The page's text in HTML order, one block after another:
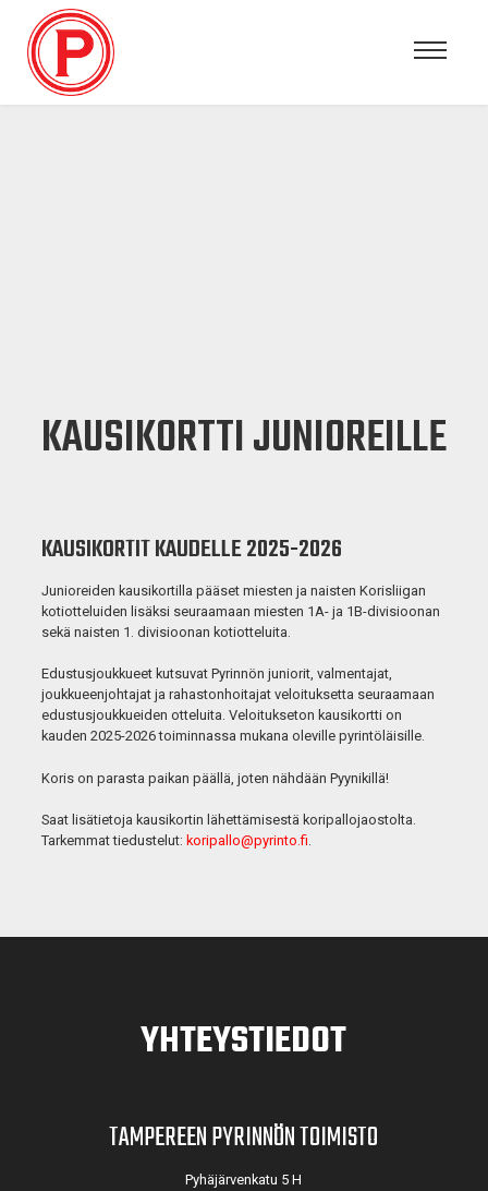
KAUSIKORTTI JUNIOREILLE
KAUSIKORTIT KAUDELLE 2025-2026
Junioreiden kausikortilla pääset miesten ja naisten Korisliigan
kotiotteluiden lisäksi seuraamaan miesten 1A- ja 1B-divisioonan
sekä naisten 1. divisioonan kotiotteluita.
Edustusjoukkueet kutsuvat Pyrinnön juniorit, valmentajat,
joukkueenjohtajat ja rahastonhoitajat veloituksetta seuraamaan
edustusjoukkueiden otteluita. Veloitukseton kausikortti on
kauden 2025-2026 toiminnassa mukana oleville pyrintöläisille.
Koris on parasta paikan päällä, joten nähdään Pyynikillä!
Saat lisätietoja kausikortin lähettämisestä koripallojaostolta.
Tarkemmat tiedustelut: koripallo@pyrinto.fi.
YHTEYSTIEDOT
TAMPEREEN PYRINNÖN TOIMISTO
Pyhäjärvenkatu 5 H